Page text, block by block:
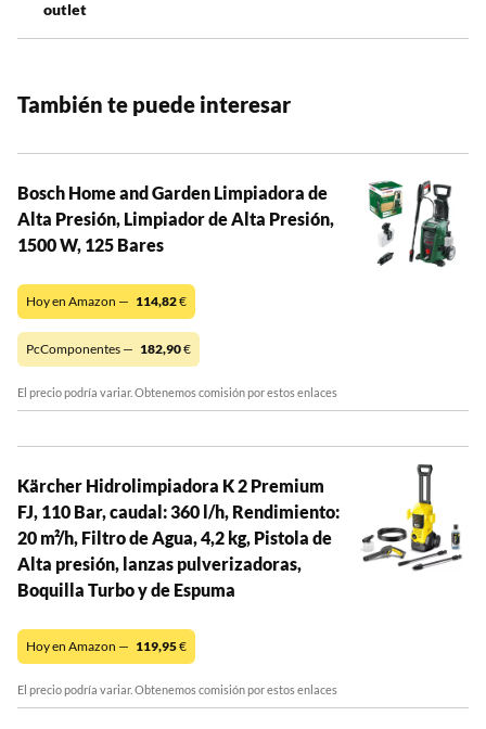
outlet
También te puede interesar
Bosch Home and Garden Limpiadora de
Alta Presión, Limpiador de Alta Presión,
1500 W, 125 Bares
Hoy en Amazon — 114,82€
PcComponentes — 182,90€
El precio podría variar. Obtenemos comisión por estos enlaces
Kärcher Hidrolimpiadora K 2 Premium
FJ, 110 Bar, caudal: 360 l/h, Rendimiento:
20 m²/h, Filtro de Agua, 4,2 kg, Pistola de
Alta presión, lanzas pulverizadoras,
Boquilla Turbo y de Espuma
Hoy en Amazon — 119,95€
El precio podría variar. Obtenemos comisión por estos enlaces